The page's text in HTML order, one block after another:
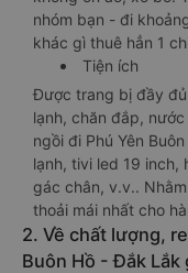
nhóm bạn - đi
khác gì thuê hẳn 1
Tiện ích
Được trang bị đầy
lạnh, chăn đắp,
ngồi đi Phú Yên
lạnh, tivi led 19 inch,
gác chân, v.v..
thoải mái nhất cho
2. Về chất lượng,
Buôn Hồ - Đắk Lắk